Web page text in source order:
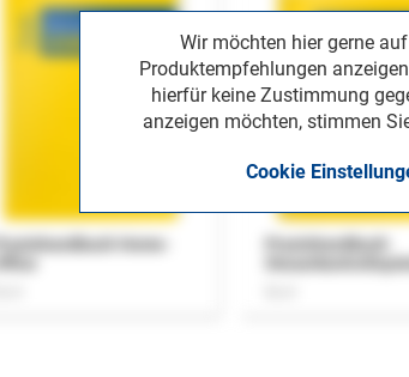
Wir möchten hier gerne
Produktempfehlungen
hierfür keine Zustimmung
anzeigen möchten, stimmen
Cookie
Praxishandbuch Home-
Praxishandbuch